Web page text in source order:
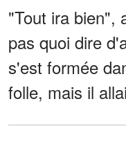
"Tout ira bien",
pas quoi dire
s'est formée
folle, mais il